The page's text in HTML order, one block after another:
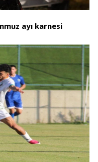
ayı karnesi